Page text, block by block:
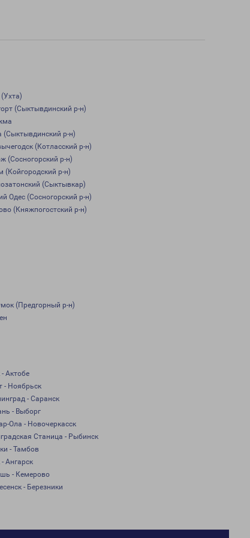
(Сыктывдинский р-н)
(Сыктывдинский р-н)
(Котласский р-н)
(Сосногорский р-н)
(Койгородский р-н)
(Сыктывкар)
Одес (Сосногорский р-н)
(Княжпогостский р-н)
(Предгорный р-н)
- Актобе
- Ноябрьск
- Саранск
- Выборг
Ола - Новочеркасск
Станица - Рыбинск
- Тамбов
Ангарск
- Кемерово
- Березники